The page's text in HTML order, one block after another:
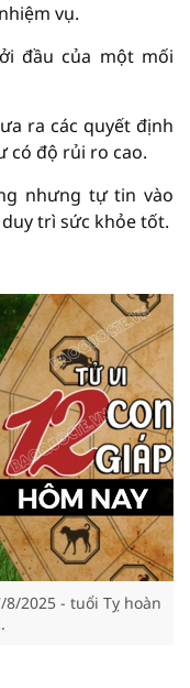
vụ.
đầu của một mối
ra các quyết định
có độ rủi ro cao.
nhưng tự tin vào
trì sức khỏe tốt.
2025 - tuổi Tỵ hoàn